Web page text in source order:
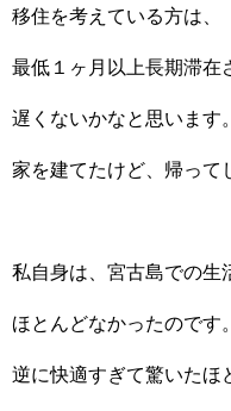
移住を考えている方は、
最低１ヶ月以上長期滞在
遅くないかなと思います。
家を建てたけど、帰って
私自身は、宮古島での生
ほとんどなかったのです。
逆に快適すぎて驚いたほ